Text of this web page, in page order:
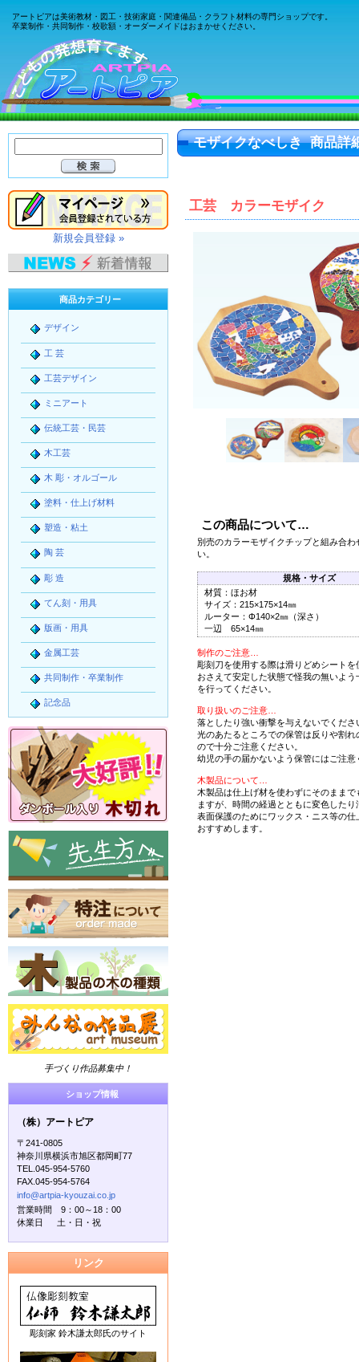
アートピアは美術教材・図工・技術家庭・関連備品・クラフト材料の専門ショップです。
卒業制作・共同制作・校歌額・オーダーメイドはおまかせください。
モザイクなべしき 商品詳
工芸 カラーモザイク
この商品について…
別売のカラーモザイクチップと組み合わ
い。
規格・サイズ
材質：ほお材
サイズ：215×175×14㎜
ルーター：Φ140×2㎜（深さ）
一辺 65×14㎜
制作のご注意…
彫刻刀を使用する際は滑りどめシートを
おさえて安定した状態で怪我の無いよう
を行ってください。
取り扱いのご注意…
落としたり強い衝撃を与えないでくださ
光のあたるところでの保管は反りや割れ
ので十分ご注意ください。
幼児の手の届かないよう保管にはご注意
木製品について…
木製品は仕上げ材を使わずにそのままで
ますが、時間の経過とともに変色した
表面保護のためにワックス・ニス等の仕
おすすめします。
新規会員登録 »
商品カテゴリー
デザイン
工 芸
工芸デザイン
ミニアート
伝統工芸・民芸
木工芸
木 彫・オルゴール
塗料・仕上げ材料
塑造・粘土
陶 芸
彫 造
てん刻・用具
版画・用具
金属工芸
共同制作・卒業制作
記念品
手づくり作品募集中！
ショップ情報
（株）アートピア
〒241-0805
神奈川県横浜市旭区都岡町77
TEL.045-954-5760
FAX.045-954-5764
info@artpia-kyouzai.co.jp
営業時間 9：00～18：00
休業日 土・日・祝
リンク
彫刻家 鈴木謙太郎氏のサイト